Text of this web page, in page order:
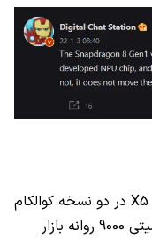
X5 در دو نسخه کوالکام
اسنپدراگون 8 نسل یک و مدیاتک دیمنسیتی 9000 روانه بازار